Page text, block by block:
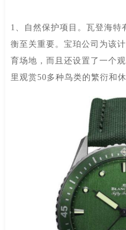
1、自然保护项目。瓦登海
衡至关重要。宝珀公司为该
育场地，而且还设置了一个
里观赏50多种鸟类的繁衍和休